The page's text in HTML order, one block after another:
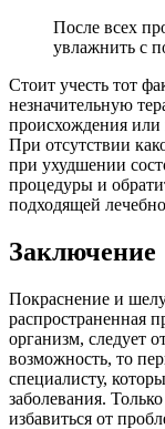
После всех
увлажнить с
Стоит учесть тот
незначительную
происхождения
При отсутствии
при ухудшении
процедуры и
подходящей
Заключение
Покраснение и
распространенная
организм, следует
возможность, то
специалисту,
заболевания.
избавиться от